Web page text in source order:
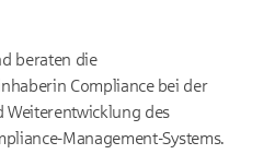
beraten die
Compliance bei der
Weiterentwicklung des
Management-Systems.